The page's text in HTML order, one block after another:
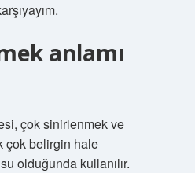
anlamı
çok sinirlenmek ve
çok belirgin hale
olduğunda kullanılır.